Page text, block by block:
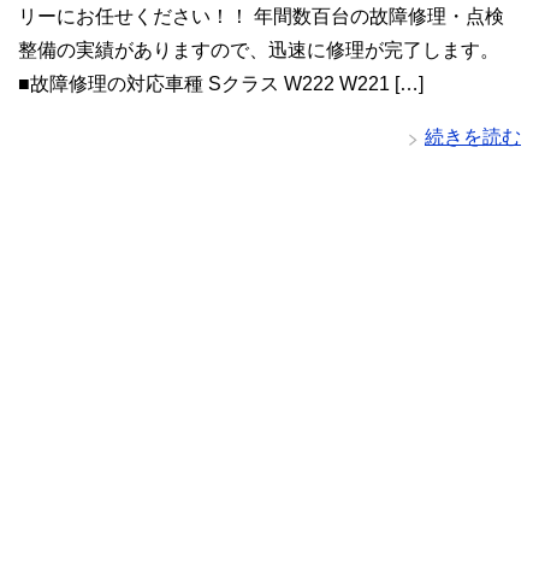
リーにお任せください！！ 年間数百台の故障修理・点検
整備の実績がありますので、迅速に修理が完了します。
■故障修理の対応車種 Sクラス W222 W221 […]
続きを読む